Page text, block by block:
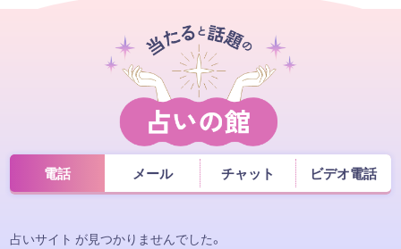
電話 メール チャット ビデオ電話
占いサイト が見つかりませんでした。